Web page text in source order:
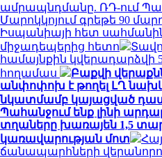
ամրապնդմանը. ՌԴ-ում
Մարոկկոյում գրեթե 90
Իսպանիայի հետ
միջադեպերից հետո
համայնքին կվերադարձվի
հողամաս
Բաքվի
անփոփոխ է թողել ԼՂ
նկատմամբ կայացված
Պահանջում ենք լինի
տղաները խառայեն 1,5
կառավարության մոտ
ճանապարհների